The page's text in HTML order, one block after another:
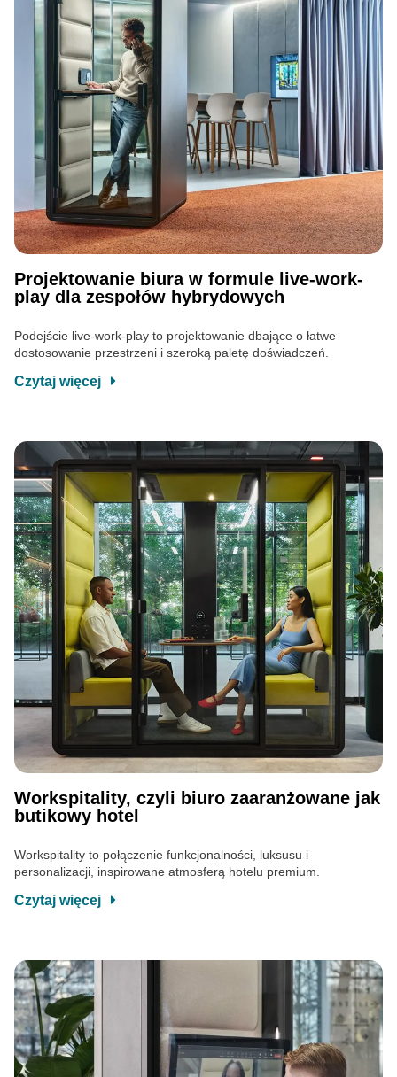
Projektowanie biura w formule live-work-
play dla zespołów hybrydowych
Podejście live-work-play to projektowanie dbające o łatwe
dostosowanie przestrzeni i szeroką paletę doświadczeń.
Czytaj więcej
Workspitality, czyli biuro zaaranżowane jak
butikowy hotel
Workspitality to połączenie funkcjonalności, luksusu i
personalizacji, inspirowane atmosferą hotelu premium.
Czytaj więcej